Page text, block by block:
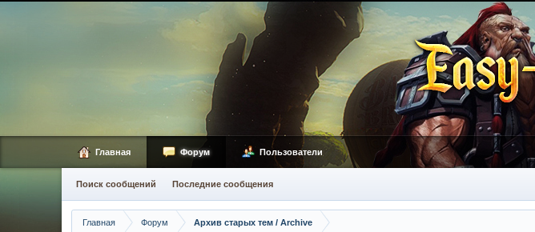
Главная Форум Архив старых тем / Archive
Главная Форум
Поиск сообщений Последние сообщения
Пользователи